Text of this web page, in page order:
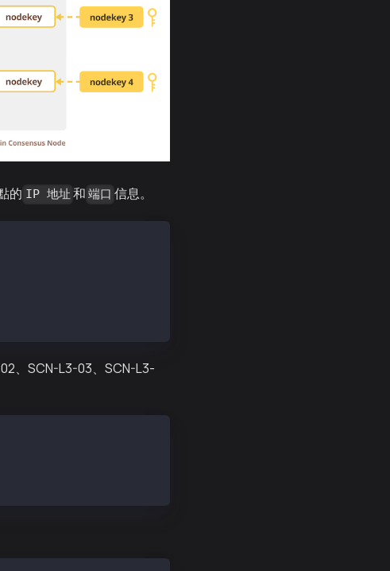
的 IP 地址和 端口 信息。
、SCN-L3-03、SCN-L3-